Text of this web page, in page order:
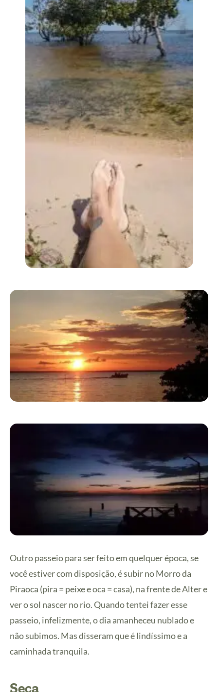
Outro passeio para ser feito em quelquer época, se
você estiver com disposição, é subir no Morro da
Piraoca (pira = peixe e oca = casa), na frente de Alter e
ver o sol nascer no rio. Quando tentei fazer esse
passeio, infelizmente, o dia amanheceu nublado e
não subimos. Mas disseram que é lindíssimo e a
caminhada tranquila.
Seca